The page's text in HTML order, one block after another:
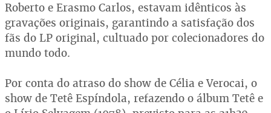
Roberto e Erasmo Carlos, estavam idênticos às
gravações originais, garantindo a satisfação dos
fãs do LP original, cultuado por colecionadores do
mundo todo.
Por conta do atraso do show de Célia e Verocai, o
show de Tetê Espíndola, refazendo o álbum Tetê e